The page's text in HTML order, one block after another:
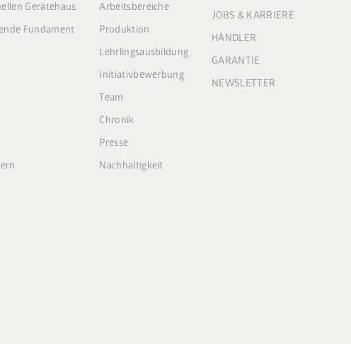
Gerätehaus
Fundament
Arbeitsbereiche
Produktion
Lehrlingsausbildung
Initiativbewerbung
Team
Chronik
Presse
Nachhaltigkeit
JOBS & KARRIERE
HÄNDLER
GARANTIE
NEWSLETTER